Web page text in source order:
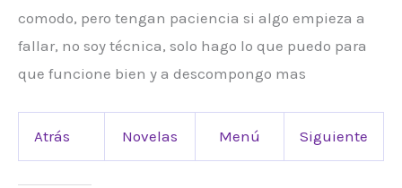
comodo, pero tengan paciencia si algo empieza a
fallar, no soy técnica, solo hago lo que puedo para
que funcione bien y a descompongo mas
Atrás Novelas Menú Siguiente